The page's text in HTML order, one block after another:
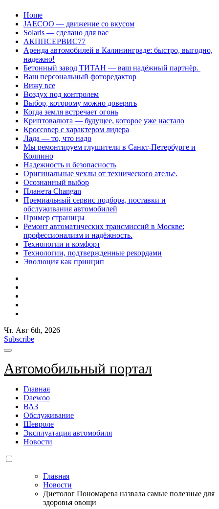
Перейти
содержанию
Home
JAECOO — движение со вкусом
Solaris — сделано для вас
АКППСЕРВИС77
Аренда автомобилей в Калининграде: быстро, выгодно,
надежно!
Бетонный завод ТИТАН — ваш надёжный партнёр.
Ваш персональный фоторедактор
Вижу все
Воздух под контролем
Выбор, которому можно доверять
Когда земля встречает огонь
Криптовалюта — будущее, которое уже настало
Кроссовер с характером лидера
Лада — то, что надо
Мы ремонтируем глушители в Санкт-Петербурге и
Колпино
Надежность и безопасность
Оригинальные чехлы от технического ателье.
Осознанный выбор
Планета Changan
Премиальный сервис подбора, поставки и
обслуживания автомобилей
Пример страницы
Ремонт автоматических трансмиссий в Москве:
профессионализм и надёжность.
Технологии и комфорт
Технологии, подтвержденные рекордами
Эволюция как принцип
Чт. Авг 6th, 2026
Subscribe
Автомобильный портал
Главная
Daewoo
ВАЗ
Обслуживание
Шевроле
Эксплуатация автомобиля
Новости
Главная
Новости
Диетолог Пономарева назвала самые полезные для
здоровья овощи